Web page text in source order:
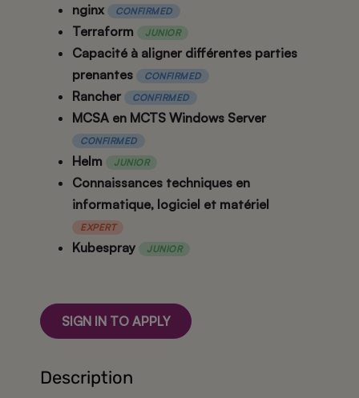
nginx CONFIRMED
Terraform JUNIOR
Capacité à aligner différentes parties
prenantes
CONFIRMED
Rancher CONFIRMED
MCSA en MCTS Windows Server
CONFIRMED
Helm JUNIOR
Connaissances techniques en
informatique, logiciel et matériel
EXPERT
Kubespray JUNIOR
SIGN IN TO APPLY
Description